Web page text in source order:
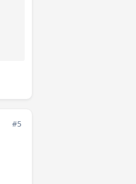
#5